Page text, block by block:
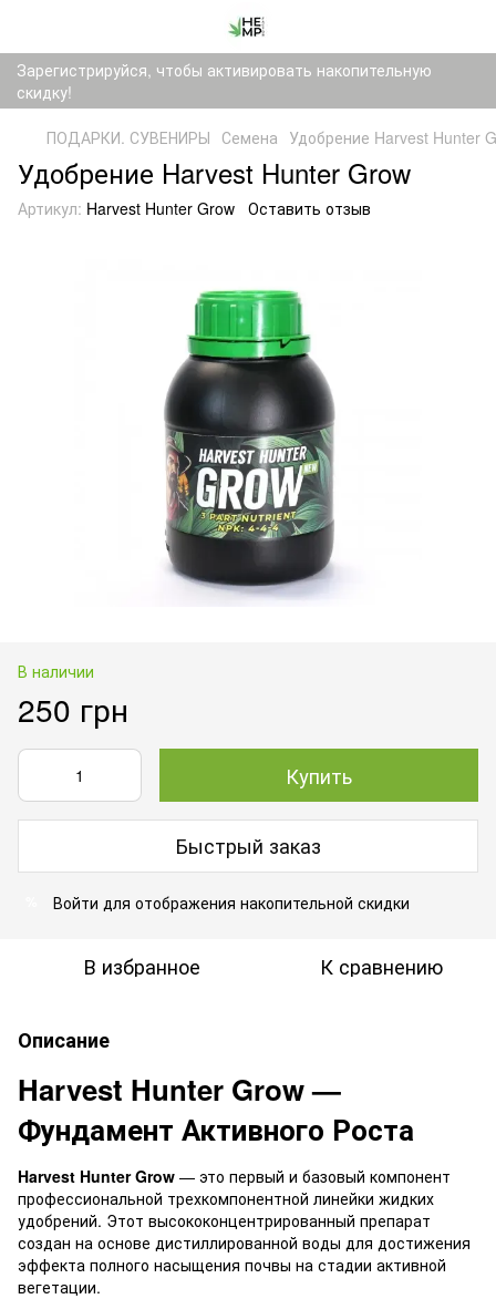
Зарегистрируйся, чтобы активировать накопительную
скидку!
ПОДАРКИ. СУВЕНИРЫ Семена Удобрение Harvest Hunter
Удобрение Harvest Hunter Grow
Артикул: Harvest Hunter Grow Оставить отзыв
В наличии
250 грн
Купить
Быстрый заказ
Войти для отображения накопительной скидки
В избранное К сравнению
Описание
Harvest Hunter Grow —
Фундамент Активного Роста
Harvest Hunter Grow — это первый и базовый компонент
профессиональной трехкомпонентной линейки жидких
удобрений. Этот высококонцентрированный препарат
создан на основе дистиллированной воды для достижения
эффекта полного насыщения почвы на стадии активной
вегетации.